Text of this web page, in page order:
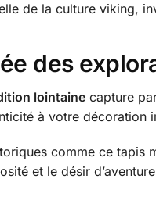
de la culture viking,
des
lointainecapture
à votre
comme ce
et le désir